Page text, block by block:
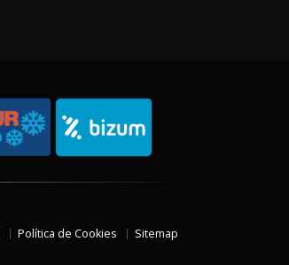
Política de Cookies Sitemap